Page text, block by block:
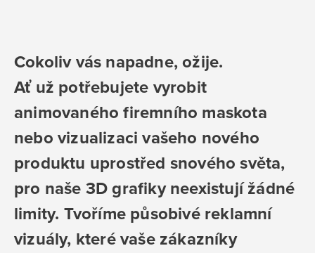
Cokoliv vás napadne, ožije.
Ať už potřebujete vyrobit
animovaného firemního maskota
nebo vizualizaci vašeho nového
produktu uprostřed snového světa,
pro naše 3D grafiky neexistují žádné
limity. Tvoříme působivé reklamní
vizuály, které vaše zákazníky